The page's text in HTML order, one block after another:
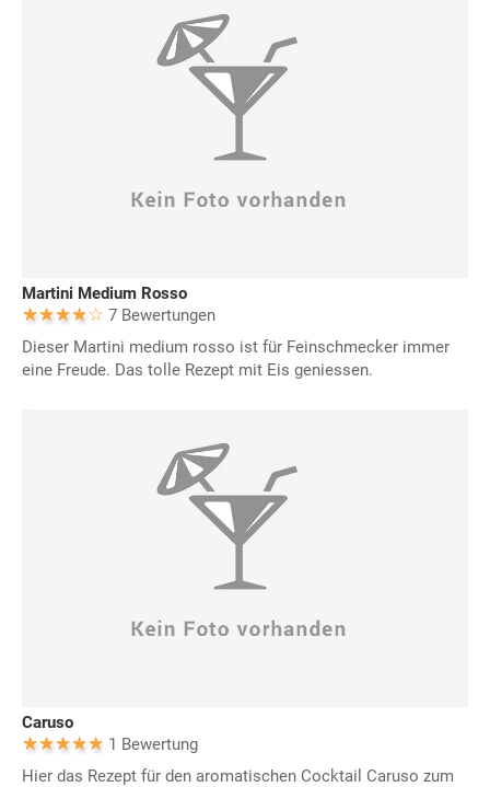
Martini Medium Rosso
7 Bewertungen
Dieser Martini medium rosso ist für Feinschmecker immer
eine Freude. Das tolle Rezept mit Eis geniessen.
Caruso
1 Bewertung
Hier das Rezept für den aromatischen Cocktail Caruso zum